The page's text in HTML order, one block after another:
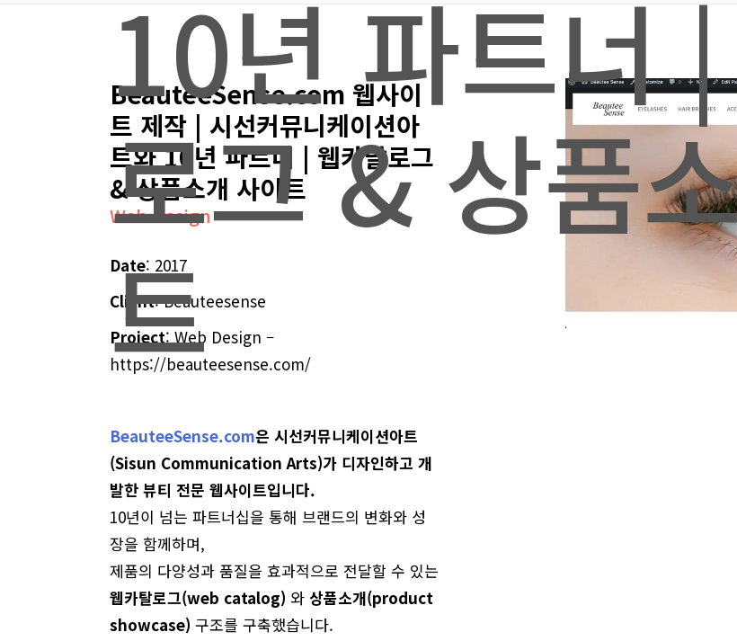
10년 파트너
로그 & 상품
트
BeauteeSense.com 웹사이
트 제작 | 시선커뮤니케이션아
트와 10년 파트너 | 웹카탈로그
& 상품소개 사이트
Web Design
Date: 2017
Client: Beauteesense
Project: Web Design –
https://beauteesense.com/
BeauteeSense.com은 시선커뮤니케이션아트
(Sisun Communication Arts)가 디자인하고 개
발한 뷰티 전문 웹사이트입니다.
10년이 넘는 파트너십을 통해 브랜드의 변화와 성
장을 함께하며,
제품의 다양성과 품질을 효과적으로 전달할 수 있는
웹카탈로그(web catalog) 와 상품소개(product
showcase) 구조를 구축했습니다.